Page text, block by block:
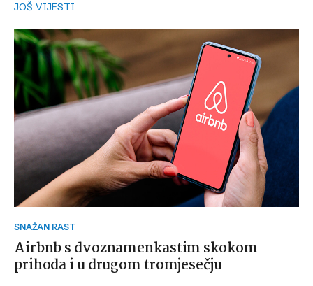
JOŠ VIJESTI
SNAŽAN RAST
Airbnb s dvoznamenkastim skokom
prihoda i u drugom tromjesečju